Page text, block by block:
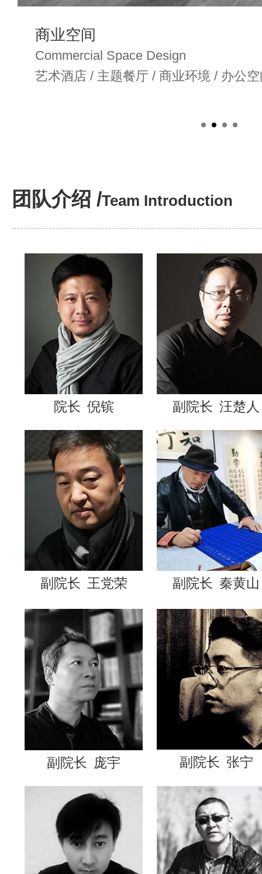
商业空间
Commercial Space Design
艺术酒店 / 主题餐厅 / 商业环境 / 办公
团队介绍 /Team Introduction
院长 倪镔 副院长 汪楚人
副院长 王党荣 副院长 秦黄山
副院长 庞宇 副院长 张宁